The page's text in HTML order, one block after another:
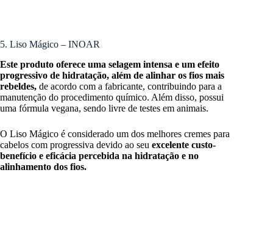
5. Liso Mágico – INOAR
Este produto oferece uma selagem intensa e um efeito
progressivo de hidratação, além de alinhar os fios mais
rebeldes, de acordo com a fabricante, contribuindo para a
manutenção do procedimento químico. Além disso, possui
uma fórmula vegana, sendo livre de testes em animais.
O Liso Mágico é considerado um dos melhores cremes para
cabelos com progressiva devido ao seu excelente custo-
benefício e eficácia percebida na hidratação e no
alinhamento dos fios.